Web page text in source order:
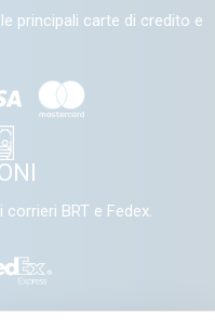
principali carte di credito e
BRT e Fedex.